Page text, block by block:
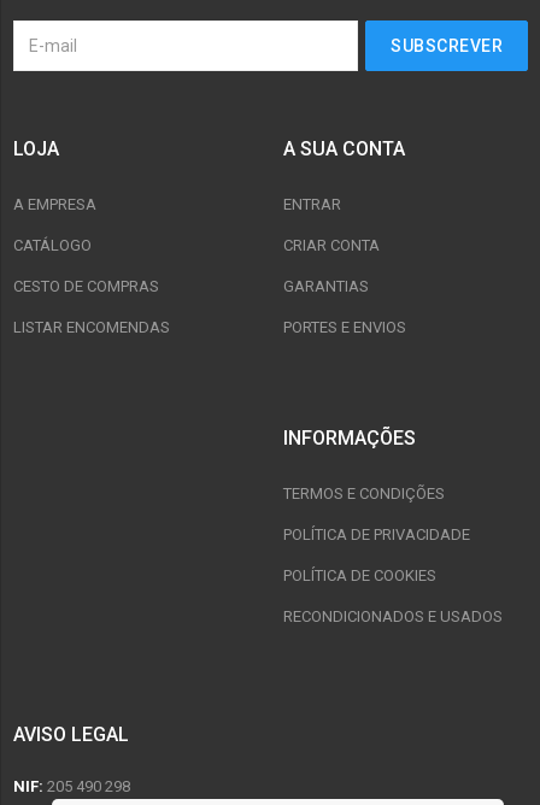
LOJA
A EMPRESA
CATÁLOGO
CESTO DE COMPRAS
LISTAR ENCOMENDAS
A SUA CONTA
ENTRAR
CRIAR CONTA
GARANTIAS
PORTES E ENVIOS
INFORMAÇÕES
TERMOS E CONDIÇÕES
POLÍTICA DE PRIVACIDADE
POLÍTICA DE COOKIES
RECONDICIONADOS E USADOS
AVISO LEGAL
NIF: 205 490 298